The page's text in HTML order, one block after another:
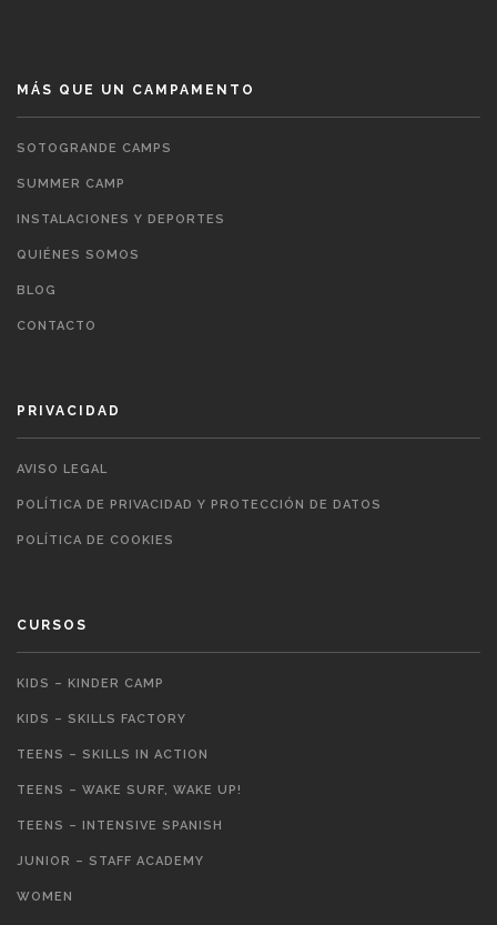
MÁS QUE UN CAMPAMENTO
SOTOGRANDE CAMPS
SUMMER CAMP
INSTALACIONES Y DEPORTES
QUIÉNES SOMOS
BLOG
CONTACTO
PRIVACIDAD
AVISO LEGAL
POLÍTICA DE PRIVACIDAD Y PROTECCIÓN DE DATOS
POLÍTICA DE COOKIES
CURSOS
KIDS – KINDER CAMP
KIDS – SKILLS FACTORY
TEENS – SKILLS IN ACTION
TEENS – WAKE SURF, WAKE UP!
TEENS – INTENSIVE SPANISH
JUNIOR – STAFF ACADEMY
WOMEN